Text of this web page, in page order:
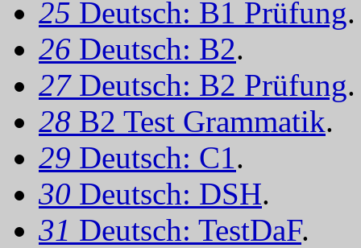
25 Deutsch: B1 Prüfung.
26 Deutsch: B2.
27 Deutsch: B2 Prüfung.
28 B2 Test Grammatik.
29 Deutsch: C1.
30 Deutsch: DSH.
31 Deutsch: TestDaF.